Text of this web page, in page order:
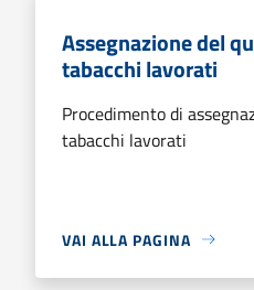
Assegnazione del
tabacchi lavorati
Procedimento di
tabacchi lavorati
VAI ALLA PAGINA